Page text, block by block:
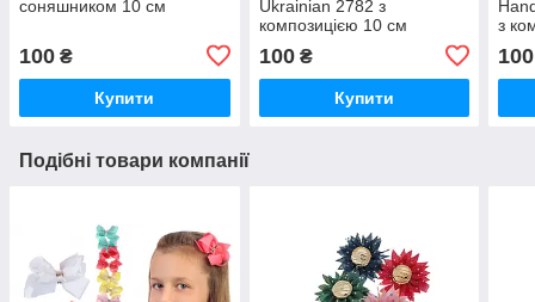
соняшником 10 см
100 ₴
Купити
Ukrainian 2782 з
композицією 10 см
100₴
Купити
з
100
Подібні товари компанії